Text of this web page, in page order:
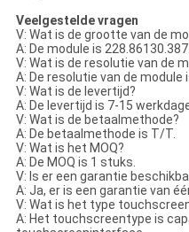
Veelgestelde vragen
V: Wat is de grootte van de
A: De module is
V: Wat is de resolutie van de
A: De resolutie van de module
V: Wat is de levertijd?
A: De levertijd is 7-15
V: Wat is de betaalmethode?
A: De betaalmethode is T/T.
V: Wat is het MOQ?
A: De MOQ is 1 stuks.
V: Is er een garantie
A: Ja, er is een garantie van
V: Wat is het type
A: Het touchscreentype is